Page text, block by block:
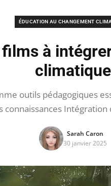
ÉDUCATION AU CHANGEMENT
à
climatique
outils pédagogiques
connaissances
Sarah Caron
30 janvier 2025